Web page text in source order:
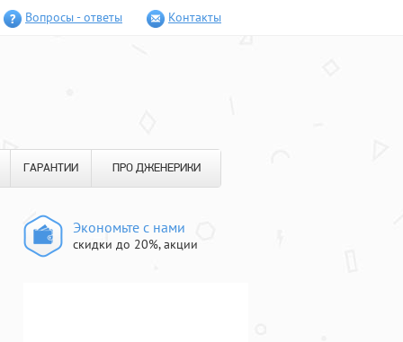
Вопросы - ответы Контакты
ГАРАНТИИ ПРО ДЖЕНЕРИКИ
Экономьте с нами
скидки до 20%, акции